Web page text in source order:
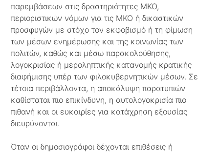
παρεμβάσεων στις δραστηριότητες ΜΚΟ,
περιοριστικών νόμων για τις ΜΚΟ ή δικαστικών
προσφυγών με στόχο τον εκφοβισμό ή τη φίμωση
των μέσων ενημέρωσης και της κοινωνίας των
πολιτών, καθώς και μέσω παρακολούθησης,
λογοκρισίας ή μεροληπτικής κατανομής κρατικής
διαφήμισης υπέρ των φιλοκυβερνητικών μέσων. Σε
τέτοια περιβάλλοντα, η αποκάλυψη παρατυπιών
καθίσταται πιο επικίνδυνη, η αυτολογοκρισία πιο
πιθανή και οι ευκαιρίες για κατάχρηση εξουσίας
διευρύνονται.
Όταν οι δημοσιογράφοι δέχονται επιθέσεις ή